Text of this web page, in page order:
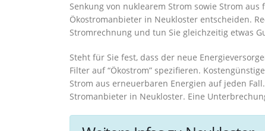
Senkung von nuklearem Strom sowie Strom
Ökostromanbieter in Neukloster entscheiden.
Stromrechnung und tun Sie gleichzeitig etwas
Steht für Sie fest, dass der neue
Filter auf “Ökostrom” spezifieren.
Strom aus erneuerbaren Energien auf jeden
Stromanbieter in Neukloster. Eine